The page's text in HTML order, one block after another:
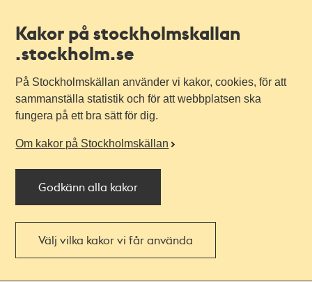
Kakor på stockholmskallan
.stockholm.se
På Stockholmskällan använder vi kakor, cookies, för att
sammanställa statistik och för att webbplatsen ska
fungera på ett bra sätt för dig.
Om kakor på Stockholmskällan
Godkänn alla kakor
Välj vilka kakor vi får använda